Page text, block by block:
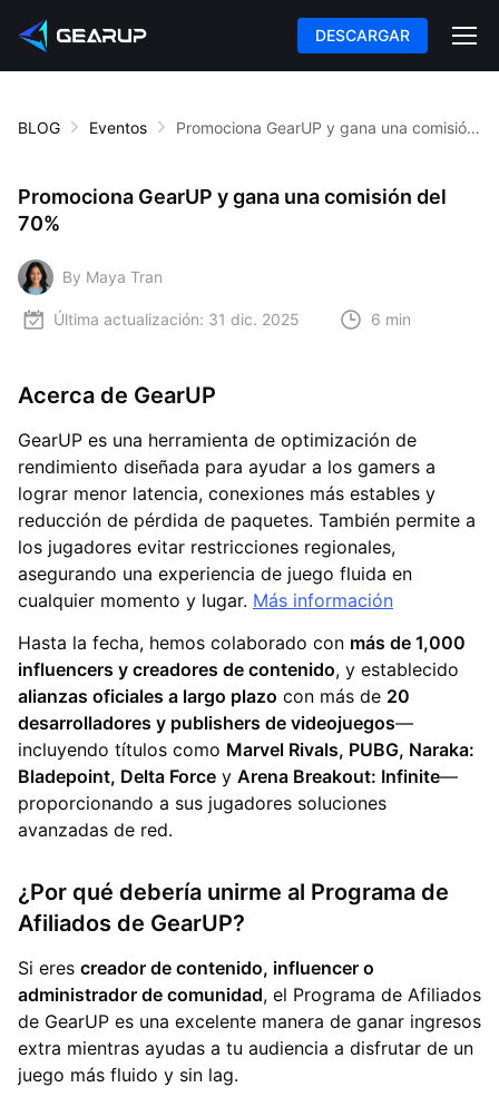
DESCARGAR
BLOG Eventos Promociona GearUP y gana una comisión del 70%
Promociona GearUP y gana una comisión del
70%
By Maya Tran
Última actualización: 31 dic. 2025 6 min
Acerca de GearUP
GearUP es una herramienta de optimización de
rendimiento diseñada para ayudar a los gamers a
lograr menor latencia, conexiones más estables y
reducción de pérdida de paquetes. También permite a
los jugadores evitar restricciones regionales,
asegurando una experiencia de juego fluida en
cualquier momento y lugar. Más información
Hasta la fecha, hemos colaborado con más de 1,000
influencers y creadores de contenido, y establecido
alianzas oficiales a largo plazo con más de 20
desarrolladores y publishers de videojuegos—
incluyendo títulos como Marvel Rivals, PUBG, Naraka:
Bladepoint, Delta Force y Arena Breakout: Infinite—
proporcionando a sus jugadores soluciones
avanzadas de red.
¿Por qué debería unirme al Programa de
Afiliados de GearUP?
Si eres creador de contenido, influencer o
administrador de comunidad, el Programa de Afiliados
de GearUP es una excelente manera de ganar ingresos
extra mientras ayudas a tu audiencia a disfrutar de un
juego más fluido y sin lag.